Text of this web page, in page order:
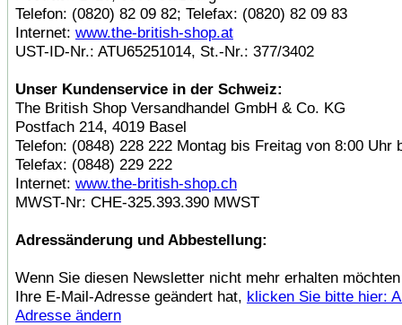
Telefon: (0820) 82 09 82; Telefax: (0820) 82 09 83
Internet: www.the-british-shop.at
UST-ID-Nr.: ATU65251014, St.-Nr.: 377/3402
Unser Kundenservice in der Schweiz:
The British Shop Versandhandel GmbH & Co. KG
Postfach 214, 4019 Basel
Telefon: (0848) 228 222 Montag bis Freitag von 8:00 Uhr
Telefax: (0848) 229 222
Internet: www.the-british-shop.ch
MWST-Nr: CHE-325.393.390 MWST
Adressänderung und Abbestellung:
Wenn Sie diesen Newsletter nicht mehr erhalten
Ihre E-Mail-Adresse geändert hat, klicken Sie bitte hier:
Adresse ändern